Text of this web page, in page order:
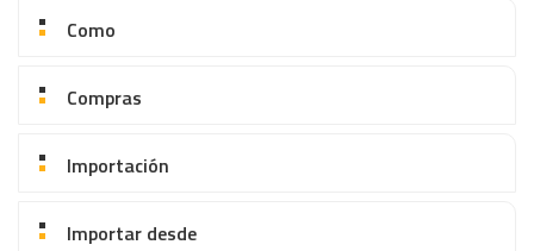
Como
Compras
Importación
Importar desde